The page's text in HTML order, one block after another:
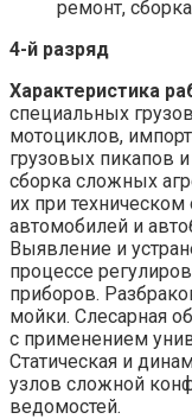
ремонт,
4-й разряд
Характеристика
специальных
мотоциклов,
грузовых пикапов
сборка сложных
их при
автомобилей и
Выявление и
процессе
приборов.
мойки. Слесарная
с применением
Статическая и
узлов сложной
ведомостей.